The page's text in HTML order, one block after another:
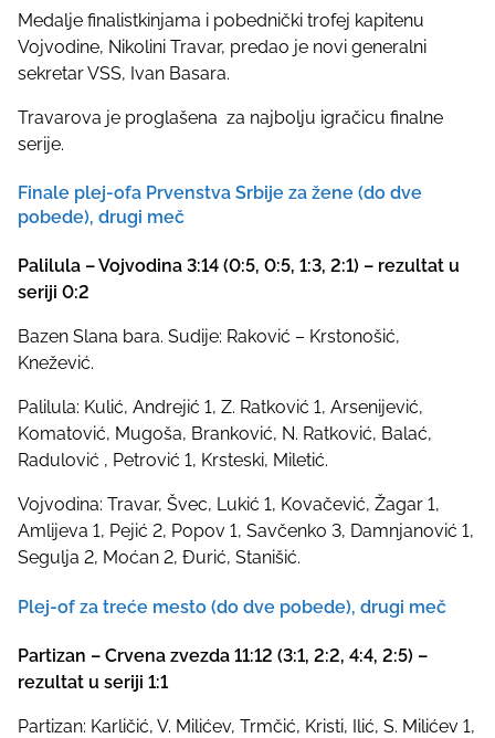
Medalje finalistkinjama i pobednički trofej kapitenu
Vojvodine, Nikolini Travar, predao je novi generalni
sekretar VSS, Ivan Basara.
Travarova je proglašena za najbolju igračicu finalne
serije.
Finale plej-ofa Prvenstva Srbije za žene (do dve
pobede), drugi meč
Palilula – Vojvodina 3:14 (0:5, 0:5, 1:3, 2:1) – rezultat u
seriji 0:2
Bazen Slana bara. Sudije: Raković – Krstonošić,
Knežević.
Palilula: Kulić, Andrejić 1, Z. Ratković 1, Arsenijević,
Komatović, Mugoša, Branković, N. Ratković, Balać,
Radulović , Petrović 1, Krsteski, Miletić.
Vojvodina: Travar, Švec, Lukić 1, Kovačević, Žagar 1,
Amlijeva 1, Pejić 2, Popov 1, Savčenko 3, Damnjanović 1,
Segulja 2, Moćan 2, Đurić, Stanišić.
Plej-of za treće mesto (do dve pobede), drugi meč
Partizan – Crvena zvezda 11:12 (3:1, 2:2, 4:4, 2:5) –
rezultat u seriji 1:1
Partizan: Karličić, V. Milićev, Trmčić, Kristi, Ilić, S. Milićev 1,